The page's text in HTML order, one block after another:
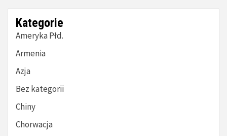
Kategorie
Ameryka Płd.
Armenia
Azja
Bez kategorii
Chiny
Chorwacja